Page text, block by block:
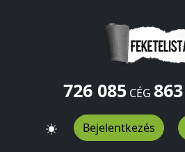
726 085CÉG
Bejelentkezés